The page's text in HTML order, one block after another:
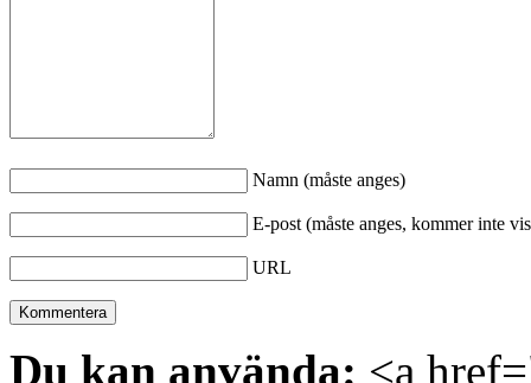
Namn (måste anges)
E-post (måste anges, kommer inte
URL
Du kan använda: <a